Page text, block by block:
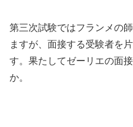
第三次試験ではフランメの
ますが、面接する受験者を
す。果たしてゼーリエの面
か。